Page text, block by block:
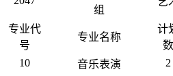
组
专业代
号
专业名称
计
数
10 音乐表演
2